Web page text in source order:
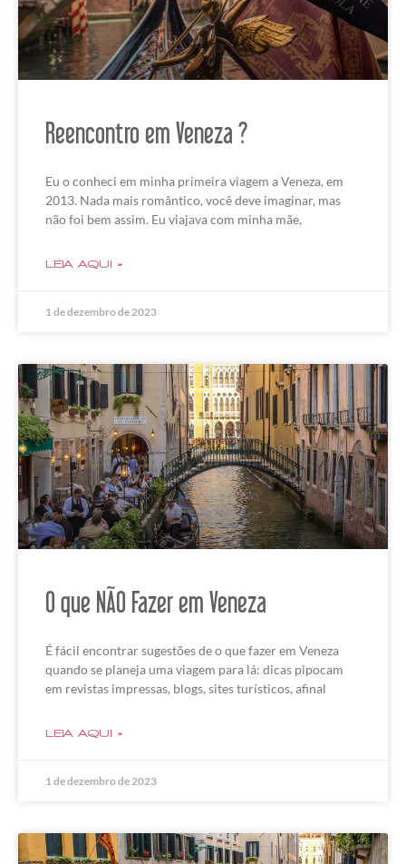
Reencontro em Veneza ?
Eu o conheci em minha primeira viagem a Veneza, em
2013. Nada mais romântico, você deve imaginar, mas
não foi bem assim. Eu viajava com minha mãe,
LEIA AQUI »
1 de dezembro de 2023
O que NÃO Fazer em Veneza
É fácil encontrar sugestões de o que fazer em Veneza
quando se planeja uma viagem para lá: dicas pipocam
em revistas impressas, blogs, sites turísticos, afinal
LEIA AQUI »
1 de dezembro de 2023